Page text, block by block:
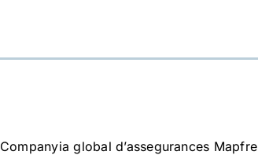
Companyia global d’assegurances Mapfre